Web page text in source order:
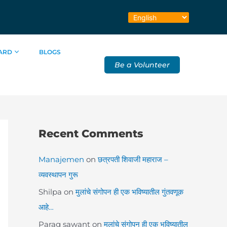
BLOGS
Be a Volunteer
Recent Comments
Manajemen onछत्रपती शिवाजी महाराज –
व्यवस्थापन गुरू
Shilpa onमुलांचे संगोपन ही एक भविष्यातील गुंतवणूक
आहे…
Parag sawant onमुलांचे संगोपन ही एक भविष्यातील